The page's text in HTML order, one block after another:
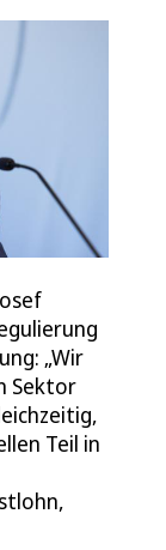
„Wir
Sektor
Teil in